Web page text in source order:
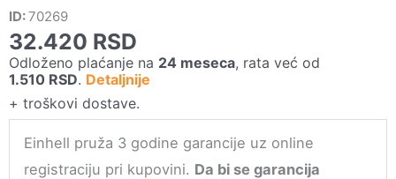
ID:70269
32.420 RSD
Odloženo plaćanje na 24 meseca, rata već od
1.510 RSD. Detaljnije
+ troškovi dostave.
Einhell pruža 3 godine garancije uz online
registraciju pri kupovini. Da bi se garancija